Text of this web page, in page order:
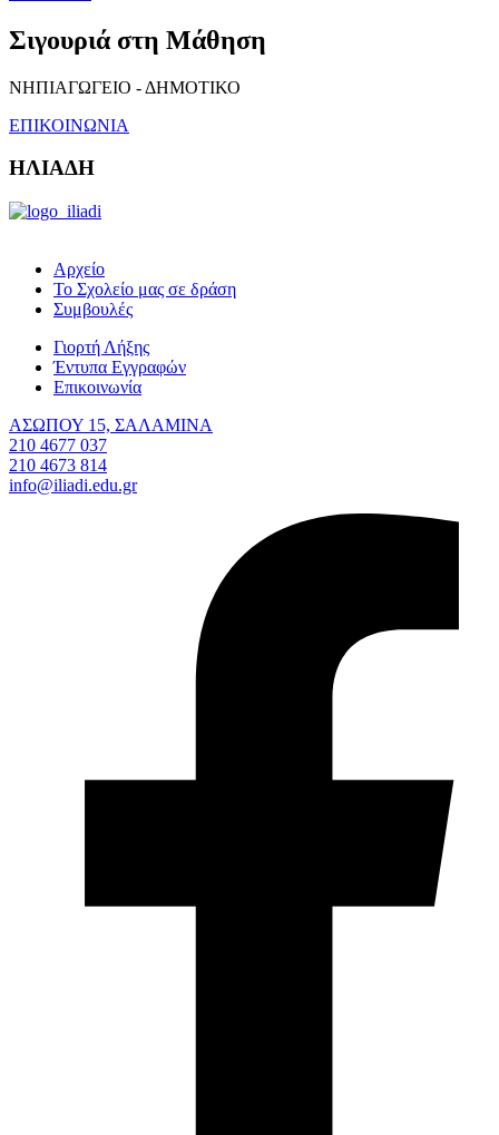
Σιγουριά στη Μάθηση
ΝΗΠΙΑΓΩΓΕΙΟ - ΔΗΜΟΤΙΚΟ
ΕΠΙΚΟΙΝΩΝΙΑ
ΗΛΙΑΔΗ
Αρχείο
Το Σχολείο μας σε δράση
Συμβουλές
Γιορτή Λήξης
Έντυπα Εγγραφών
Επικοινωνία
ΑΣΩΠΟΥ 15, ΣΑΛΑΜΙΝΑ
210 4677 037
210 4673 814
info@iliadi.edu.gr